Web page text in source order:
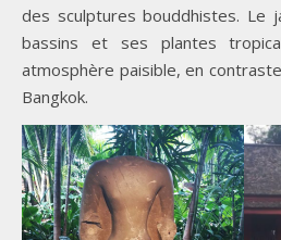
des sculptures bouddhistes. Le
bassins et ses plantes
atmosphère paisible, en
Bangkok.